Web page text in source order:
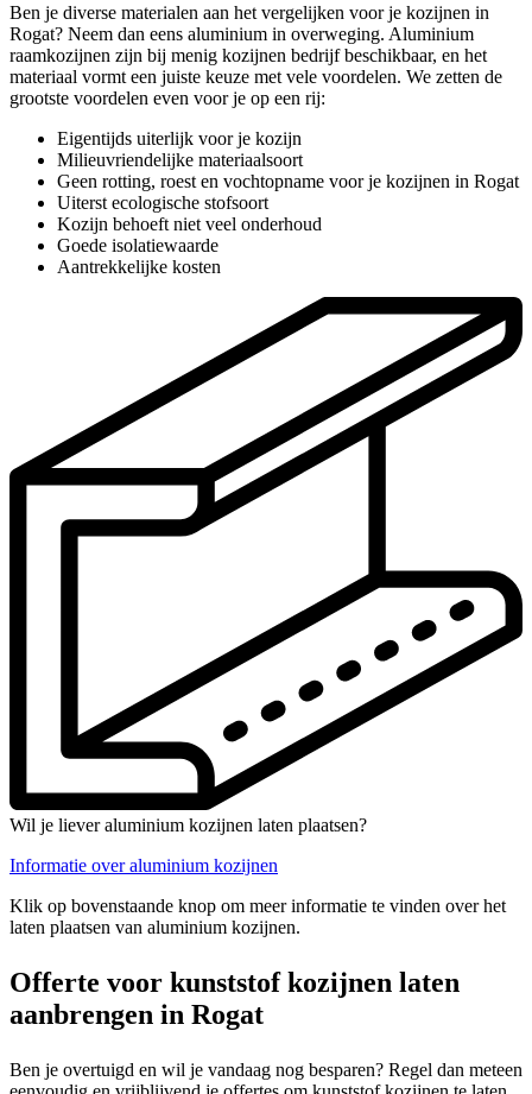
Ben je diverse materialen aan het vergelijken voor je kozijnen in
Rogat? Neem dan eens aluminium in overweging. Aluminium
raamkozijnen zijn bij menig kozijnen bedrijf beschikbaar, en het
materiaal vormt een juiste keuze met vele voordelen. We zetten de
grootste voordelen even voor je op een rij:
Eigentijds uiterlijk voor je kozijn
Milieuvriendelijke materiaalsoort
Geen rotting, roest en vochtopname voor je kozijnen in Rogat
Uiterst ecologische stofsoort
Kozijn behoeft niet veel onderhoud
Goede isolatiewaarde
Aantrekkelijke kosten
Wil je liever aluminium kozijnen laten plaatsen?
Informatie over aluminium kozijnen
Klik op bovenstaande knop om meer informatie te vinden over het
laten plaatsen van aluminium kozijnen.
Offerte voor kunststof kozijnen laten
aanbrengen in Rogat
Ben je overtuigd en wil je vandaag nog besparen? Regel dan meteen